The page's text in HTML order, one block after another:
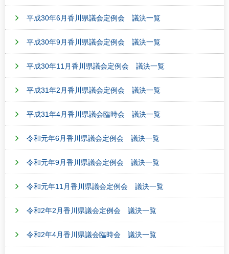
平成30年6月香川県議会定例会 議決一覧
平成30年9月香川県議会定例会 議決一覧
平成30年11月香川県議会定例会 議決一覧
平成31年2月香川県議会定例会 議決一覧
平成31年4月香川県議会臨時会 議決一覧
令和元年6月香川県議会定例会 議決一覧
令和元年9月香川県議会定例会 議決一覧
令和元年11月香川県議会定例会 議決一覧
令和2年2月香川県議会定例会 議決一覧
令和2年4月香川県議会臨時会 議決一覧